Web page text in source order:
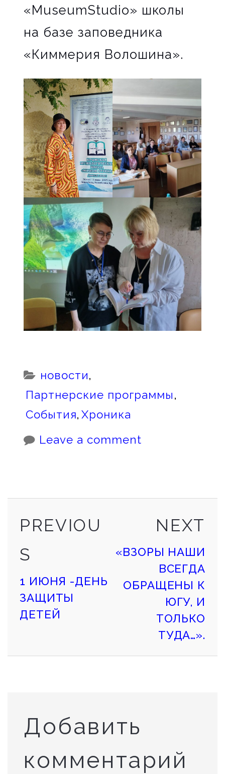
«MuseumStudio» школы
на базе заповедника
«Киммерия Волошина».
Categories:
новости,
Партнерские программы,
События, Хроника
Leave a comment
Continue
Reading
PREVIOUS
PREVIOU
S
1 ИЮНЯ -ДЕНЬ
ЗАЩИТЫ
ДЕТЕЙ
NEXT
«ВЗОРЫ НАШИ
ВСЕГДА
ОБРАЩЕНЫ К
ЮГУ, И
ТОЛЬКО
ТУДА…».
Добавить
комментарий